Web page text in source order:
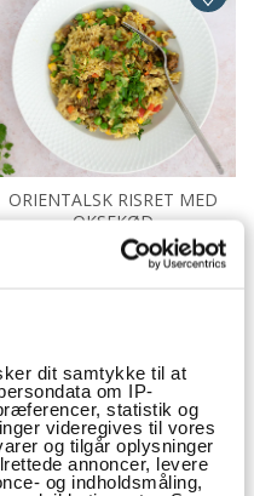
dit samtykke til at
om IP-
statistik og
videregives til vores
og tilgår oplysninger
annoncer, levere
og indholdsmåling,
ORIENTALSK RISRET MED
OKSEKØD
Rucola Mynte
Lime Ingefær Hvidløg